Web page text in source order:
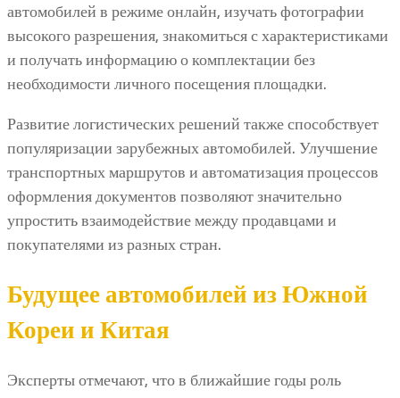
автомобилей в режиме онлайн, изучать фотографии
высокого разрешения, знакомиться с характеристиками
и получать информацию о комплектации без
необходимости личного посещения площадки.
Развитие логистических решений также способствует
популяризации зарубежных автомобилей. Улучшение
транспортных маршрутов и автоматизация процессов
оформления документов позволяют значительно
упростить взаимодействие между продавцами и
покупателями из разных стран.
Будущее автомобилей из Южной
Кореи и Китая
Эксперты отмечают, что в ближайшие годы роль